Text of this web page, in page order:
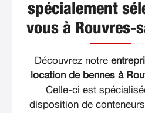
spécialement
vous à Rouvres-
Découvrez notre
location de bennes à
Celle-ci est
disposition de